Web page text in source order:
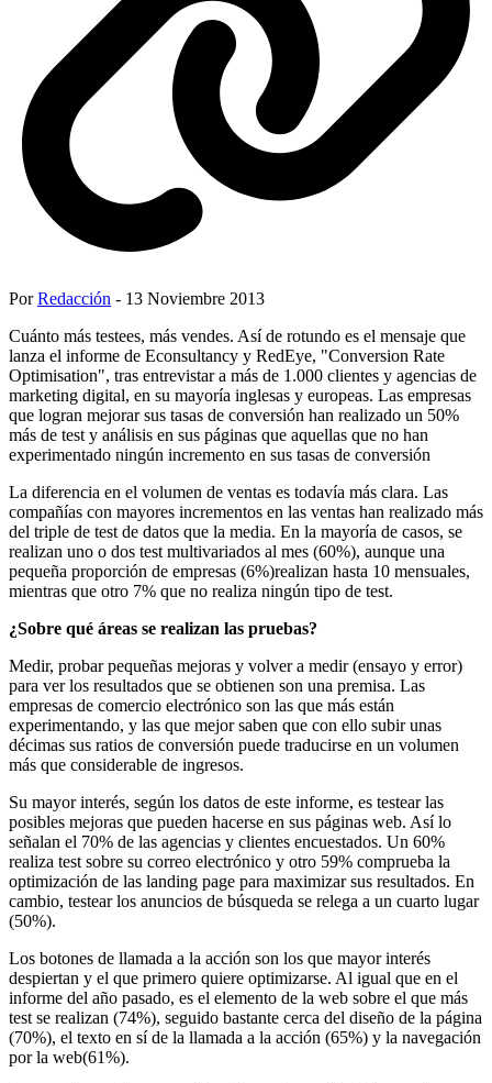
PorRedacción - 13 Noviembre 2013
Cuánto más testees, más vendes. Así de rotundo es el mensaje que
lanza el informe de Econsultancy y RedEye, "Conversion Rate
Optimisation", tras entrevistar a más de 1.000 clientes y agencias de
marketing digital, en su mayoría inglesas y europeas. Las empresas
que logran mejorar sus tasas de conversión han realizado un 50%
más de test y análisis en sus páginas que aquellas que no han
experimentado ningún incremento en sus tasas de conversión
La diferencia en el volumen de ventas es todavía más clara. Las
compañías con mayores incrementos en las ventas han realizado más
del triple de test de datos que la media. En la mayoría de casos, se
realizan uno o dos test multivariados al mes (60%), aunque una
pequeña proporción de empresas (6%)realizan hasta 10 mensuales,
mientras que otro 7% que no realiza ningún tipo de test.
¿Sobre qué áreas se realizan las pruebas?
Medir, probar pequeñas mejoras y volver a medir (ensayo y error)
para ver los resultados que se obtienen son una premisa. Las
empresas de comercio electrónico son las que más están
experimentando, y las que mejor saben que con ello subir unas
décimas sus ratios de conversión puede traducirse en un volumen
más que considerable de ingresos.
Su mayor interés, según los datos de este informe, es testear las
posibles mejoras que pueden hacerse en sus páginas web. Así lo
señalan el 70% de las agencias y clientes encuestados. Un 60%
realiza test sobre su correo electrónico y otro 59% comprueba la
optimización de las landing page para maximizar sus resultados. En
cambio, testear los anuncios de búsqueda se relega a un cuarto lugar
(50%).
Los botones de llamada a la acción son los que mayor interés
despiertan y el que primero quiere optimizarse. Al igual que en el
informe del año pasado, es el elemento de la web sobre el que más
test se realizan (74%), seguido bastante cerca del diseño de la página
(70%), el texto en sí de la llamada a la acción (65%) y la navegación
por la web(61%).